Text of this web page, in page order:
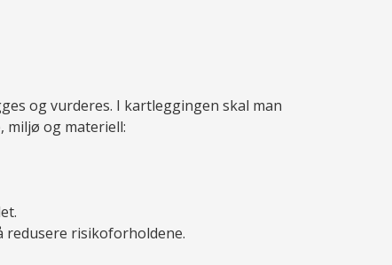
og vurderes. I kartleggingen skal man
miljø og materiell:
risikoforholdene.